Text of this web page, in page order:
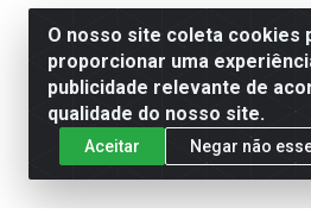
O nosso site coleta
proporcionar uma
publicidade relevante de
qualidade do nosso site.
Aceitar Negar não